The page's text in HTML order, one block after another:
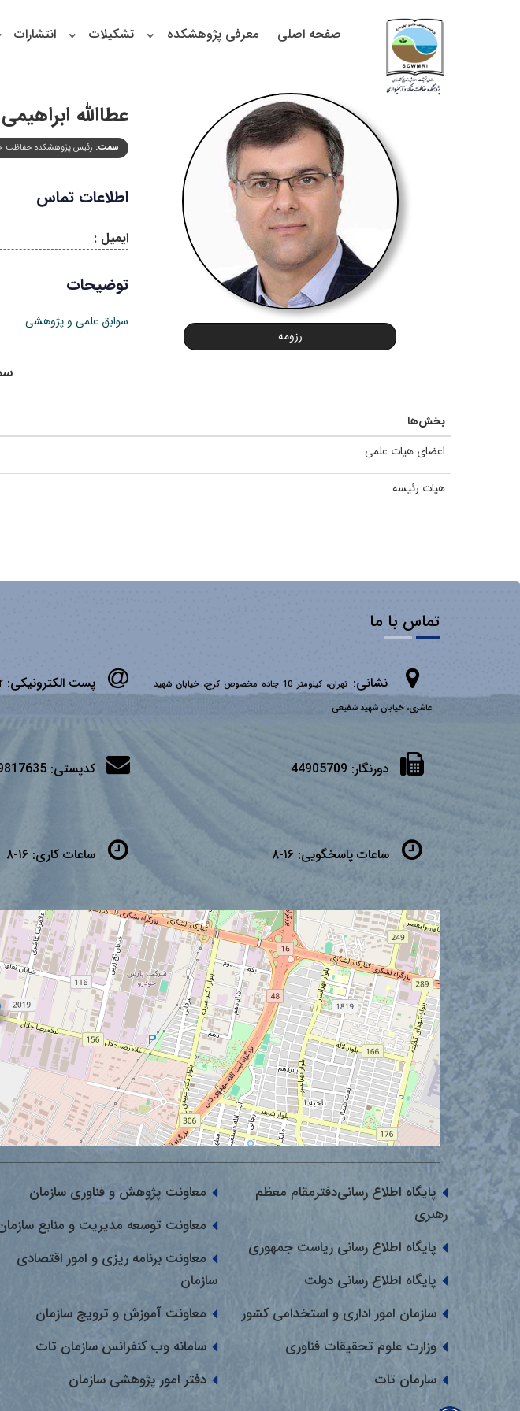
صفحه اصلی معرفی پژوهشکده تشکیلات انتشارات
رزومه
عطاالله ابراهیمی
سمت: رئیس پژوهشکده حفاظت
اطلاعات تماس
ایمیل :
توضیحات
سوابق علمی و پژوهشی
بخش‌ها
اعضای هیات علمی
هیات رئیسه
تماس با ما
نشانی:
تهران، کیلومتر 10 جاده مخصوص کرج، خیابان شهید
عاشری، خیابان شهید شفیعی
پست الکترونیکی:
دورنگار: 44905709 کدپستی:
ساعات پاسخگویی: ۱۶-۸ ساعات کاری: ۱۶-۸
پایگاه اطلاع رسانی‌دفترمقام معظم
رهبری
پایگاه اطلاع رسانی ریاست جمهوری
پایگاه اطلاع رسانی دولت
سازمان امور اداری و استخدامی کشور
وزارت علوم تحقیقات فناوری
سارمان تات
معاونت پژوهش و فناوری سازمان
معاونت توسعه مدیریت و منابع
معاونت برنامه ریزی و امور اقتصادی
سازمان
معاونت آموزش و ترویج سازمان
سامانه وب کنفرانس سازمان تات
دفتر امور پژوهشی سازمان